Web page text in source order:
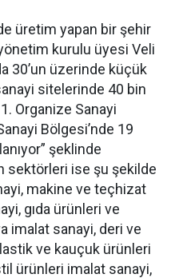
üretim yapan bir şehir
kurulu üyesi Veli
30’un üzerinde küçük
sitelerinde 40 bin
Organize Sanayi
Bölgesi’nde 19
şeklinde
sektörleri ise şu şekilde
makine ve teçhizat
gıda ürünleri ve
imalat sanayi, deri ve
ve kauçuk ürünleri
ürünleri imalat sanayi,